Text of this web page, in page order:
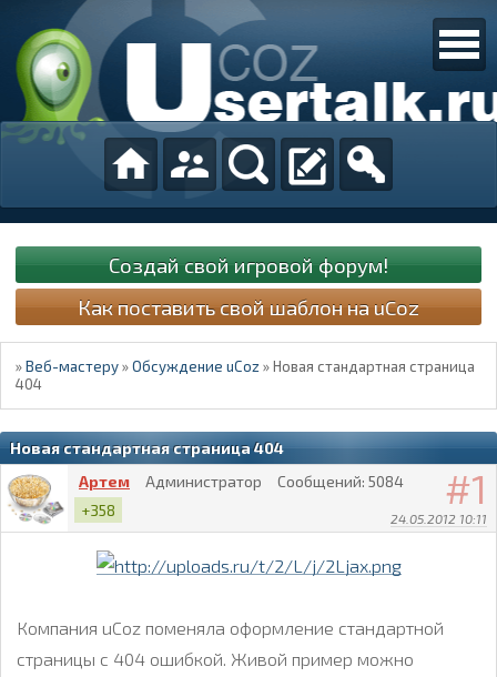
Создай свой игровой форум!
Как поставить свой шаблон на uCoz
»Веб-мастеру »Обсуждение uCoz »Новая стандартная страница
404
Новая стандартная страница 404
1
24.05.2012 10:11
Артем Администратор Сообщений: 5084
+358
Компания uCoz поменяла оформление стандартной
страницы с 404 ошибкой. Живой пример можно